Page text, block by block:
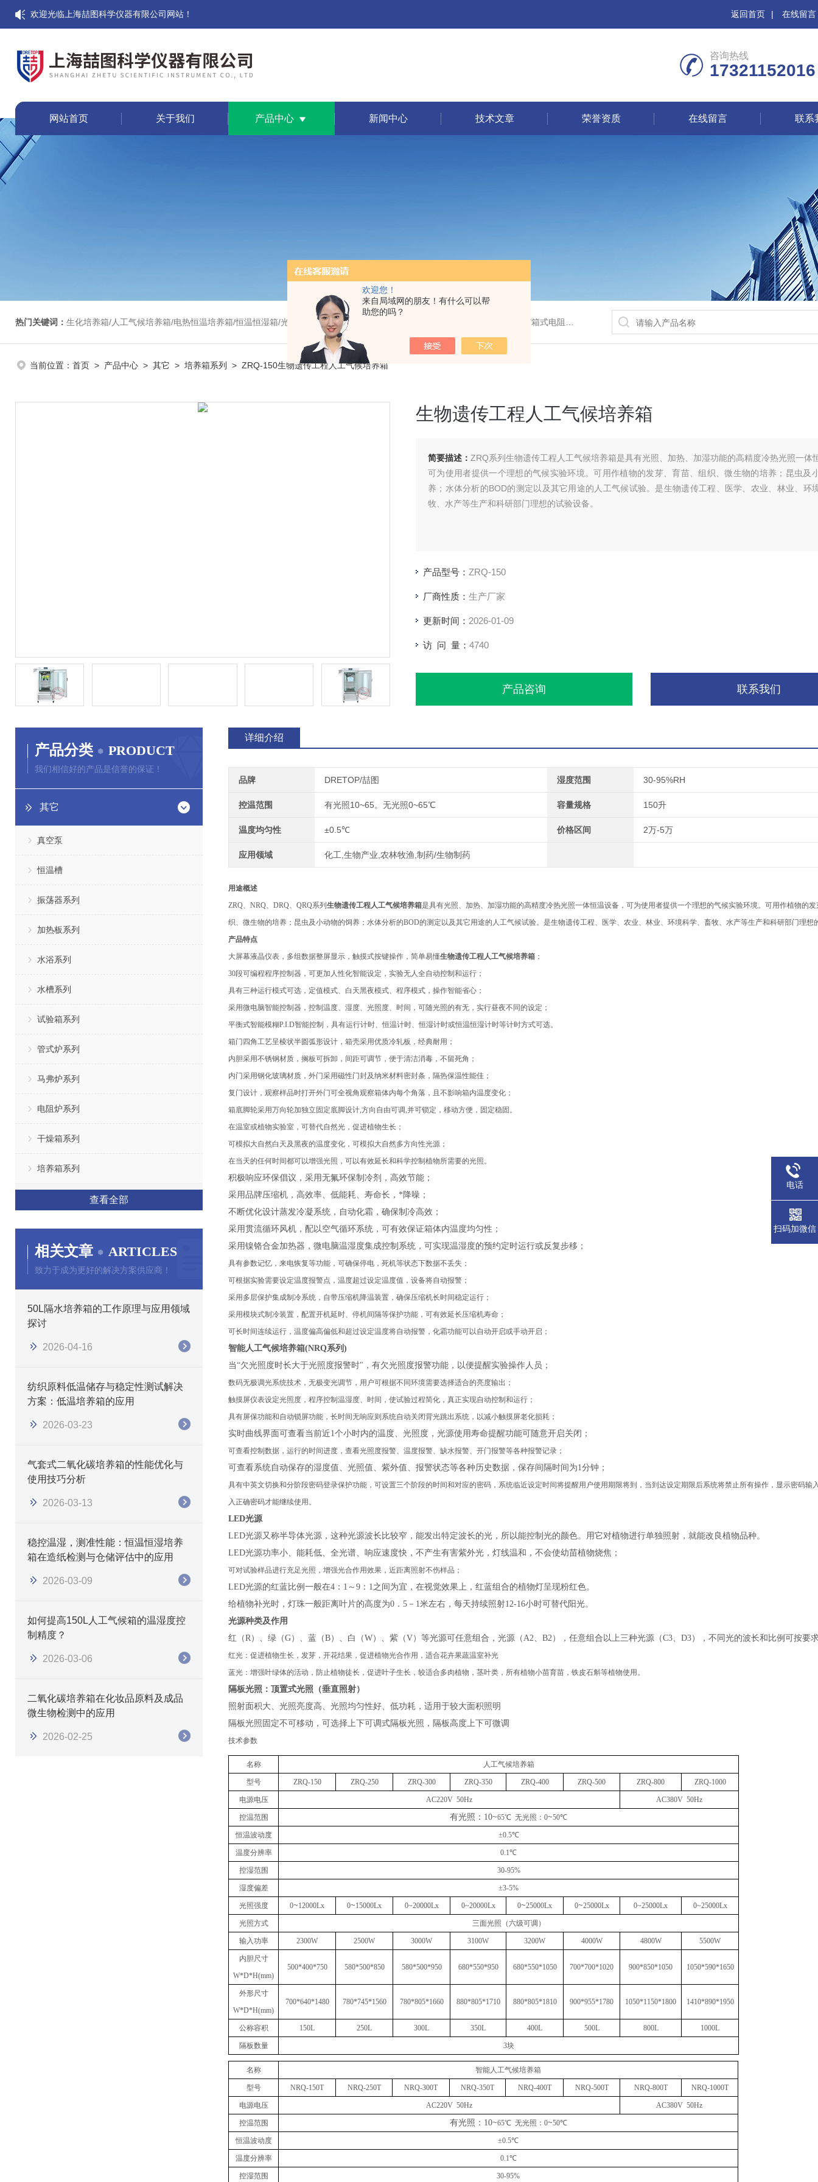
欢迎您！
来自局域网的朋友！有什么可以帮
助您的吗？
欢迎光临上海喆图科学仪器有限公司网站！ 返回首页 | 在线留言
咨询热线
17321152016
网站首页 关于我们 产品中心 新闻中心 技术文章 荣誉资质 在线留言 联系
热门关键词： 生化培养箱/人工气候培养箱/电热恒温培养箱/恒温恒湿箱/光照培养箱/二氧化碳培养箱等/恒温干燥箱/真空干燥箱/高温烘箱等/箱式电阻炉/陶瓷纤维马弗炉/高温马弗炉/管式炉/气氛炉/试验箱/摇床/振荡器/水槽/水浴锅等
当前位置： 首页 > 产品中心 > 其它 > 培养箱系列 > ZRQ-150生物遗传工程人工气候培养箱
生物遗传工程人工气候培养箱
简要描述： ZRQ系列生物遗传工程人工气候培养箱是具有光照、加热、加湿功能的高精度冷热光照一体
可为使用者提供一个理想的气候实验环境。可用作植物的发芽、育苗、组织、微生物的培养；昆虫及
养；水体分析的BOD的测定以及其它用途的人工气候试验。是生物遗传工程、医学、农业、林业、环
牧、水产等生产和科研部门理想的试验设备。
产品型号： ZRQ-150
厂商性质： 生产厂家
更新时间： 2026-01-09
访 问 量： 4740
产品咨询 联系我们
产品分类 PRODUCT
我们相信好的产品是信誉的保证！
其它
真空泵
恒温槽
振荡器系列
加热板系列
水浴系列
水槽系列
试验箱系列
管式炉系列
马弗炉系列
电阻炉系列
干燥箱系列
培养箱系列
查看全部
相关文章 ARTICLES
致力于成为更好的解决方案供应商！
50L隔水培养箱的工作原理与应用领域
探讨
2026-04-16
纺织原料低温储存与稳定性测试解决
方案：低温培养箱的应用
2026-03-23
气套式二氧化碳培养箱的性能优化与
使用技巧分析
2026-03-13
稳控温湿，测准性能：恒温恒湿培养
箱在造纸检测与仓储评估中的应用
2026-03-09
如何提高150L人工气候箱的温湿度控
制精度？
2026-03-06
二氧化碳培养箱在化妆品原料及成品
微生物检测中的应用
2026-02-25
详细介绍
品牌 DRETOP/喆图 湿度范围 30-95%RH
控温范围 有光照10~65。无光照0~65℃ 容量规格 150升
温度均匀性 ±0.5℃ 价格区间 2万-5万
应用领域 化工,生物产业,农林牧渔,制药/生物制药
用途概述
ZRQ、NRQ、DRQ、QRQ系列 生物遗传工程人工气候培养箱是具有光照、加热、加湿功能的高精度冷热光照一体恒温设备，可为使用者提供一个理想的气候实验环境。可用作植物的
织、微生物的培养；昆虫及小动物的饲养；水体分析的BOD的测定以及其它用途的人工气候试验。是生物遗传工程、医学、农业、林业、环境科学、畜牧、水产等生产和科研部门理想
产品特点
大屏幕液晶仪表，多组数据整屏显示，触摸式按键操作，简单易懂生物遗传工程人工气候培养箱 ；
30段可编程程序控制器，可更加人性化智能设定，实验无人全自动控制和运行；
具有三种运行模式可选，定值模式、白天黑夜模式、程序模式，操作智能省心；
采用微电脑智能控制器，控制温度、湿度、光照度、时间，可随光照的有无，实行昼夜不同的设定；
平衡式智能模糊P.I.D智能控制，具有运⾏计时、恒温计时、恒湿计时或恒温恒湿计时等计时方式可选。
箱门四角工艺呈棱状半圆弧形设计，箱壳采用优质冷轧板，经典耐用；
内胆采用不锈钢材质，搁板可拆卸，间距可调节，便于清洁消毒，不留死角；
内门采用钢化玻璃材质，外门采用磁性门封及纳米材料密封条，隔热保温性能佳；
复门设计，观察样品时打开外门可全视角观察箱体内每个角落，且不影响箱内温度变化；
箱底脚轮采用万向轮加独立固定底脚设计,方向自由可调,并可锁定，移动方便，固定稳固。
在温室或植物实验室，可替代自然光，促进植物生长；
可模拟大自然白天及黑夜的温度变化，可模拟大自然多方向性光源；
在当天的任何时间都可以增强光照，可以有效延长和科学控制植物所需要的光照。
积极响应环保倡议，采用无氟环保制冷剂，高效节能；
采用品牌压缩机，高效率、低能耗、寿命长，*降噪；
不断优化设计蒸发冷凝系统，自动化霜，确保制冷高效；
采用贯流循环风机，配以空气循环系统，可有效保证箱体内温度均匀性；
采用镍铬合金加热器，微电脑温湿度集成控制系统，可实现温湿度的预约定时运行或反复步移；
具有参数记忆，来电恢复等功能，可确保停电，死机等状态下数据不丢失；
可根据实验需要设定温度报警点，温度超过设定温度值，设备将自动报警；
采用多层保护集成制冷系统，自带压缩机降温装置，确保压缩机长时间稳定运行；
采用模块式制冷装置，配置开机延时、停机间隔等保护功能，可有效延长压缩机寿命；
可长时间连续运行，温度偏高偏低和超过设定温度将自动报警，化霜功能可以自动开启或手动开启；
智能人工气候培养箱(NRQ系列)
当“欠光照度时长大于光照度报警时"，有欠光照度报警功能，以便提醒实验操作人员；
数码无极调光系统技术，无极变光调节，用户可根据不同环境需要选择适合的亮度输出；
触摸屏仪表设定光照度，程序控制温湿度、时间，使试验过程简化，真正实现自动控制和运行；
具有屏保功能和自动锁屏功能，长时间无响应则系统自动关闭背光跳出系统，以减小触摸屏老化损耗；
实时曲线界面可查看当前近1个小时内的温度、光照度，光源使用寿命提醒功能可随意开启关闭；
可查看控制数据，运行的时间进度，查看光照度报警、温度报警、缺水报警、开门报警等各种报警记录；
可查看系统自动保存的湿度值、光照值、紫外值、报警状态等各种历史数据，保存间隔时间为1分钟；
具有中英文切换和分阶段密码登录保护功能，可设置三个阶段的时间和对应的密码，系统临近设定时间将提醒用户使用期限将到，当到达设定期限后系统将禁止所有操作，显示密码输
入正确密码才能继续使用。
LED光源
LED光源又称半导体光源，这种光源波长比较窄，能发出特定波长的光，所以能控制光的颜色。用它对植物进行单独照射，就能改良植物品种。
LED光源功率小、能耗低、全光谱、响应速度快，不产生有害紫外光，灯线温和，不会使幼苗植物烧焦；
可对试验样品进行充足光照，增强光合作用效果，近距离照射不伤样品；
LED光源的红蓝比例一般在4 ： 1 ～ 9 ： 1之间为宜，在视觉效果上，红蓝组合的植物灯呈现粉红色。
给植物补光时，灯珠一般距离叶片的高度为0 ． 5 － 1米左右，每天持续照射12-16小时可替代阳光。
光源种类及作用
红（R）、绿（G）、蓝（B）、白（W）、紫（V）等光源可任意组合，光源（A2、 B2），任意组合以上三种光源（C3、 D3），不同光的波长和比例可按要
红光：促进植物生长，发芽，开花结果，促进植物光合作用，适合花卉果蔬温室补光
蓝光：增强叶绿体的活动，防止植物徒长，促进叶子生长，较适合多肉植物，茎叶类，所有植物小苗育苗，铁皮石斛等植物使用。
隔板光照：顶置式光照（垂直照射）
照射面积大、光照亮度高、光照均匀性好、低功耗，适用于较大面积照明
隔板光照固定不可移动，可选择上下可调式隔板光照，隔板高度上下可微调
技术参数
名称 人工气候培养箱
型号 ZRQ-150 ZRQ-250 ZRQ-300 ZRQ-350 ZRQ-400 ZRQ-500 ZRQ-800 ZRQ-1000
电源电压 AC220V 50Hz AC380V 50Hz
控温范围 有光照： 10~65℃ 无光照：0~50℃
恒温波动度 ±0.5℃
温度分辨率 0.1℃
控湿范围 30-95%
湿度偏差 ±3-5%
光照强度 0~12000Lx 0~15000Lx 0~20000Lx 0~20000Lx 0~25000Lx 0~25000Lx 0~25000Lx 0~25000Lx
光照方式 三面光照（六级可调）
输入功率 2300W 2500W 3000W 3100W 3200W 4000W 4800W 5500W
内胆尺寸
W*D*H(mm)
500*400*750 580*500*850 580*500*950 680*550*950 680*550*1050 700*700*1020 900*850*1050 1050*590*1650
外形尺寸
W*D*H(mm)
700*640*1480 780*745*1560 780*805*1660 880*805*1710 880*805*1810 900*955*1780 1050*1150*1800 1410*890*1950
公称容积 150L 250L 300L 350L 400L 500L 800L 1000L
隔板数量 3块
名称 智能人工气候培养箱
型号 NRQ-150T NRQ-250T NRQ-300T NRQ-350T NRQ-400T NRQ-500T NRQ-800T NRQ-1000T
电源电压 AC220V 50Hz AC380V 50Hz
控温范围 有光照： 10~65℃ 无光照：0~50℃
恒温波动度 ±0.5℃
温度分辨率 0.1℃
控湿范围 30-95%
电话
扫码加微信